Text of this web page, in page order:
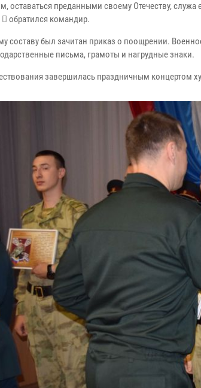
оставаться преданными своему Отечеству,
 обратился командир.
составу был зачитан приказ о поощрении.
письма, грамоты и нагрудные знаки.
завершилась праздничным концертом